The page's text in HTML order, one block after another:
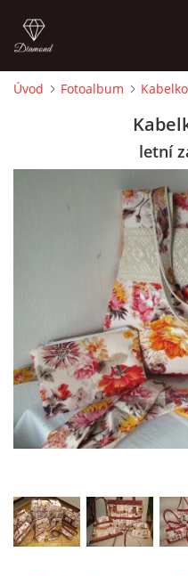
MOJE POSLEDNÍ PRÁCE
Úvod Fotoalbum
letní